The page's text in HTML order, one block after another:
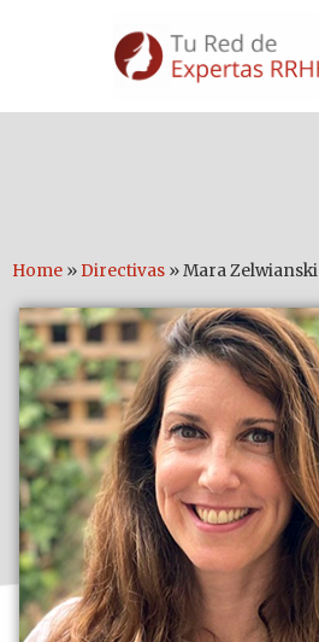
Home »Directivas »Mara Zelwianski